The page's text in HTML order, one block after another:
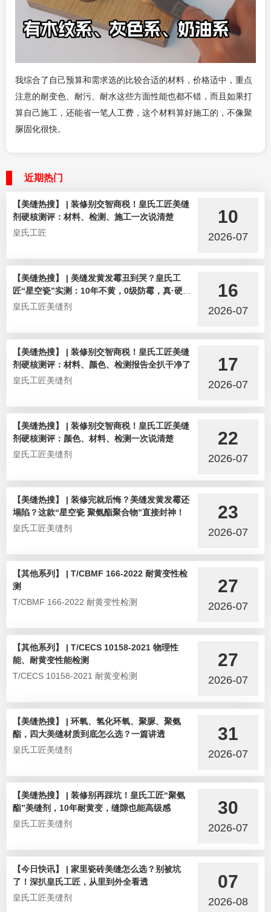
我综合了自己预算和需求选的比较合适的材料，价格适中，重点
注意的耐变色、耐污、耐水这些方面性能也都不错，而且如果打
算自己施工，还能省一笔人工费，这个材料算好施工的，不像聚
脲固化很快。
近期热门
【美缝热搜】 | 装修别交智商税！皇氏工匠美缝
剂硬核测评：材料、检测、施工一次说清楚
皇氏工匠
10
2026-07
【美缝热搜】 | 美缝发黄发霉丑到哭？皇氏工
匠“星空瓷”实测：10年不黄，0级防霉，真·硬核
选手！
皇氏工匠美缝剂
16
2026-07
【美缝热搜】 | 装修别交智商税！皇氏工匠美缝
剂硬核测评：材料、颜色、检测报告全扒干净了
皇氏工匠美缝剂
17
2026-07
【美缝热搜】 | 装修别交智商税！皇氏工匠美缝
剂硬核测评：颜色、材料、检测一次说清楚
皇氏工匠美缝剂
22
2026-07
【美缝热搜】 | 装修完就后悔？美缝发黄发霉还
塌陷？这款“星空瓷 聚氨酯聚合物”直接封神！
皇氏工匠美缝剂
23
2026-07
【其他系列】 | T/CBMF 166-2022 耐黄变性检
测
T/CBMF 166-2022 耐黄变性检测
27
2026-07
【其他系列】 | T/CECS 10158-2021 物理性
能、耐黄变性能检测
T/CECS 10158-2021 耐黄变检测
27
2026-07
【美缝热搜】 | 环氧、氢化环氧、聚脲、聚氨
酯，四大美缝材质到底怎么选？一篇讲透
皇氏工匠美缝剂
31
2026-07
【美缝热搜】 | 装修别再踩坑！皇氏工匠“聚氨
酯”美缝剂，10年耐黄变，缝隙也能高级感
皇氏工匠美缝剂
30
2026-07
【今日快讯】 | 家里瓷砖美缝怎么选？别被坑
了！深扒皇氏工匠，从里到外全看透
皇氏工匠美缝剂
07
2026-08